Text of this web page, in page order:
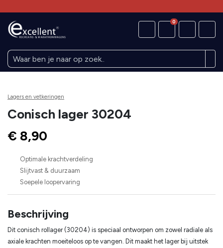
0
Lagers en vetkeringen
Conisch lager 30204
Optimale krachtverdeling
Slijtvast & duurzaam
Soepele loopervaring
€ 8,90
Beschrijving
Dit conisch rollager (30204) is speciaal ontworpen om zowel radiale als
axiale krachten moeiteloos op te vangen. Dit maakt het lager bij uitstek